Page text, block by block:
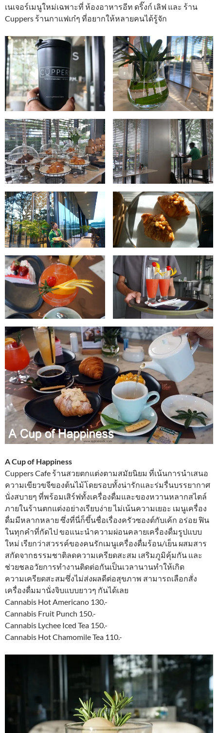
เนเจอร์เมนูใหม่เฉพาะที่ ห้องอาหารอีท ดริ๊งก์ เลิฟ และ ร้าน
Cuppers ร้านกาแฟเก๋ๆ ที่อยากให้หลายคนได้รู้จัก
A Cup of Happiness
Cuppers Cafe ร้านสวยตกแต่งตามสมัยนิยม ที่เน้นการนำเสนอ
ความเขียวขจีของต้นไม้โดยรอบ​ทั้งน่ารักและร่มรื่นบรรยากาศ
นั่งสบายๆ ที่พร้อมเสิร์ฟทั้งเครื่องดื่มและของหวานหลากสไตล์
ภายในร้านตกแต่งอย่างเรียบง่าย ไม่เน้นความเยอะ เมนูเครื่อง
ดื่มมีหลากหลาย ซึ่งที่นี่ก็ขึ้นชื่อเรื่องครัวซองต์กับเค้ก อร่อย ฟิน
ในทุกคำที่กัดไป ขอแนะนำความผ่อนคลายเครื่องดื่มรูปแบบ
ใหม่ เรียกว่าสวรรค์ของคนรักเมนูเครื่องดื่มร้อน/เย็น ผสมสาร
สกัดจากธรรมชาติลดความเครียดสะสม เสริมภูมิคุ้มกัน และ
ช่วยชลอวัยการทำงานติดต่อกันเป็นเวลานานทำให้เกิด
ความเครียดสะสมซึ่งไม่ส่งผลดีต่อสุขภาพ สามารถเลือกสั่ง
เครื่องดื่มมานั่งจิบแบบยาวๆ กันได้เลย
Cannabis Hot Americano 130.-
Cannabis Fruit Punch 150.-
Cannabis Lychee Iced Tea 150.-
Cannabis Hot Chamomile Tea 110.-